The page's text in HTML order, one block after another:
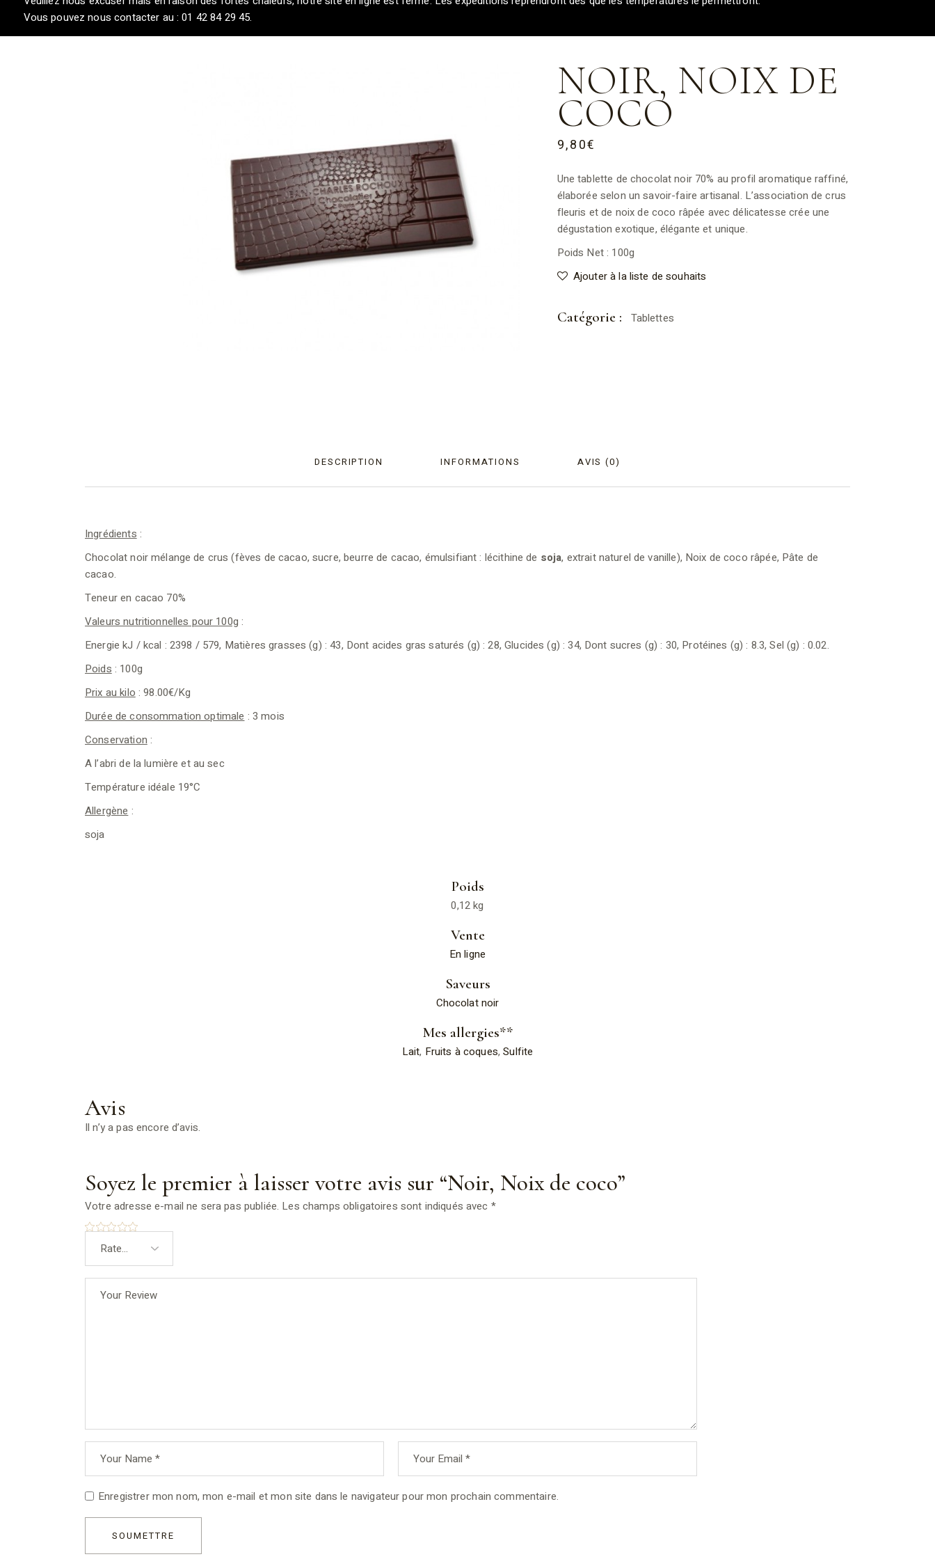
Vous pouvez nous contacter au : 01 42 84 29 45.
NOIR, NOIX DE
COCO
9,80€
Une tablette de chocolat noir 70% au profil aromatique raffiné,
élaborée selon un savoir-faire artisanal. L’association de crus
fleuris et de noix de coco râpée avec délicatesse crée une
dégustation exotique, élégante et unique.
Poids Net : 100g
Ajouter à la liste de souhaits
Catégorie : Tablettes
DESCRIPTION INFORMATIONS AVIS (0)
Ingrédients :
Chocolat noir mélange de crus (fèves de cacao, sucre, beurre de cacao, émulsifiant : lécithine de soja, extrait naturel de vanille), Noix de coco râpée, Pâte de
cacao.
Teneur en cacao 70%
Valeurs nutritionnelles pour 100g :
Energie kJ / kcal : 2398 / 579, Matières grasses (g) : 43, Dont acides gras saturés (g) : 28, Glucides (g) : 34, Dont sucres (g) : 30, Protéines (g) : 8.3, Sel (g) : 0.02.
Poids : 100g
Prix au kilo : 98.00€/Kg
Durée de consommation optimale : 3 mois
Conservation :
A l’abri de la lumière et au sec
Température idéale 19°C
Allergène :
soja
Poids
0,12 kg
Vente
En ligne
Saveurs
Chocolat noir
Mes allergies**
Lait, Fruits à coques,Sulfite
Avis
Il n’y a pas encore d’avis.
Soyez le premier à laisser votre avis sur “Noir, Noix de coco”
Votre adresse e-mail ne sera pas publiée. Les champs obligatoires sont indiqués avec *
Enregistrer mon nom, mon e-mail et mon site dans le navigateur pour mon prochain commentaire.
SOUMETTRE